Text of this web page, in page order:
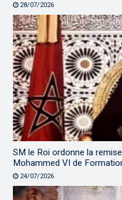
28/07/2026
SM le Roi ordonne la
Mohammed VI de
24/07/2026